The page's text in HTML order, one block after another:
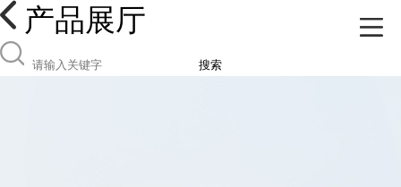
产品展厅
搜索